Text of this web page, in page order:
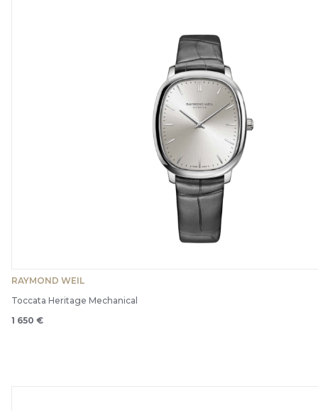
RAYMOND WEIL
Toccata Heritage Mechanical
1 650 €